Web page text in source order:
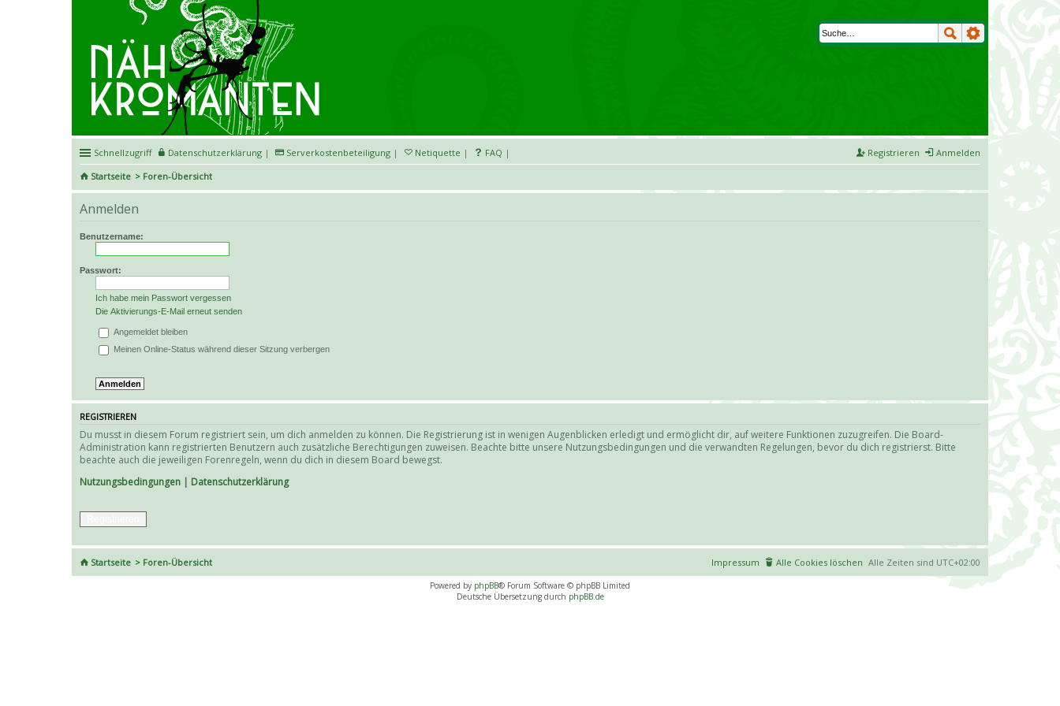
Schnellzugriff Datenschutzerklärung | Serverkostenbeteiligung | Netiquette | FAQ | Anmelden
Registrieren
Startseite
Foren-Übersicht
Anmelden
Benutzername:
Passwort:
Ich habe mein Passwort vergessen
Die Aktivierungs-E-Mail erneut senden
Angemeldet bleiben
Meinen Online-Status während dieser Sitzung verbergen
REGISTRIEREN
Du musst in diesem Forum registriert sein, um dich anmelden zu können. Die Registrierung ist in wenigen Augenblicken erledigt und ermöglicht dir, auf weitere Funktionen zuzugreifen. Die Board-
Administration kann registrierten Benutzern auch zusätzliche Berechtigungen zuweisen. Beachte bitte unsere Nutzungsbedingungen und die verwandten Regelungen, bevor du dich registrierst. Bitte
beachte auch die jeweiligen Forenregeln, wenn du dich in diesem Board bewegst.
Nutzungsbedingungen
Datenschutzerklärung
Startseite Foren-Übersicht Alle Zeiten sind UTC+02:00
Alle Cookies löschen
Impressum
Powered by phpBB® Forum Software © phpBB Limited
Deutsche Übersetzung durch phpBB.de